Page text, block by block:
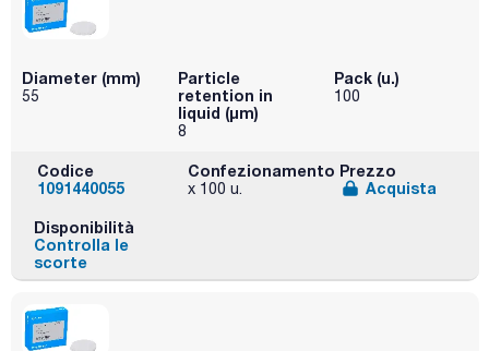
Diameter (mm)
55
Particle
retention in
liquid (μm)
8
Pack (u.)
100
Codice
1091440055
Confezionamento
x 100 u.
Prezzo
Acquista
Disponibilità
Controlla le
scorte